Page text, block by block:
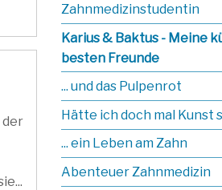
der
Zahnmedizinstudentin
Karius & Baktus - Meine
besten Freunde
... und das Pulpenrot
Hätte ich doch mal Kunst
... ein Leben am Zahn
Abenteuer Zahnmedizin